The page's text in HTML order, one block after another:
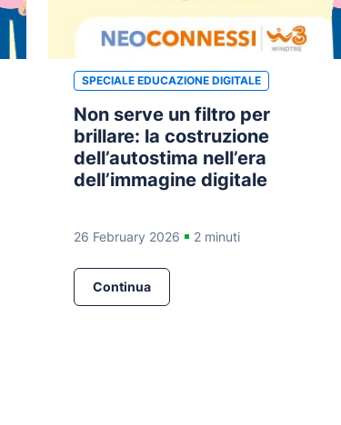
SPECIALE EDUCAZIONE DIGITALE
Non serve un filtro per
brillare: la costruzione
dell’autostima nell’era
dell’immagine digitale
26 February 2026 2 minuti
Continua